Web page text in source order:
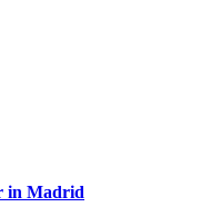
in Madrid